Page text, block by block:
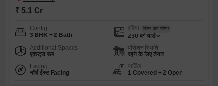
₹ 5.1 Cr
Config
3 BHK + 2 Bath
एरिया बिल्ट-अप एरिया
230 वर्ग यार्ड
Additional Spaces
एक्स्ट्रा रूम
पॉसेशन स्थिति
रहने के लिए तैयार
Facing
नॉर्थ ईस्ट Facing
पार्किंग
1 Covered + 2 Open